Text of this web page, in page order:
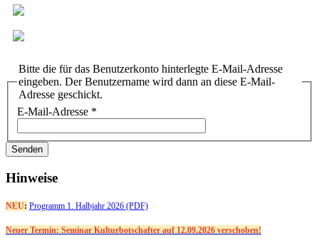
Bitte die für das Benutzerkonto hinterlegte E-Mail-Adresse
eingeben. Der Benutzername wird dann an diese E-Mail-
Adresse geschickt.
E-Mail-Adresse *
Senden
Hinweise
NEU: Programm 1. Halbjahr 2026 (PDF)
Neuer Termin: Seminar Kulturbotschafter auf 12.09.2026 verschoben!